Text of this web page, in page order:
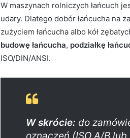
W maszynach rolniczych łańcuch
udary. Dlatego dobór łańcucha na
zużyciem łańcucha albo kół
budowę łańcucha, podziałkę
ISO/DIN/ANSI.
W skrócie: do